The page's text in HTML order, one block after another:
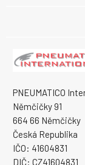
PNEUMATICO
Němčičky 91
664 66 Němčičky
Česká Republika
IČO: 41604831
DIČ: CZ41604831